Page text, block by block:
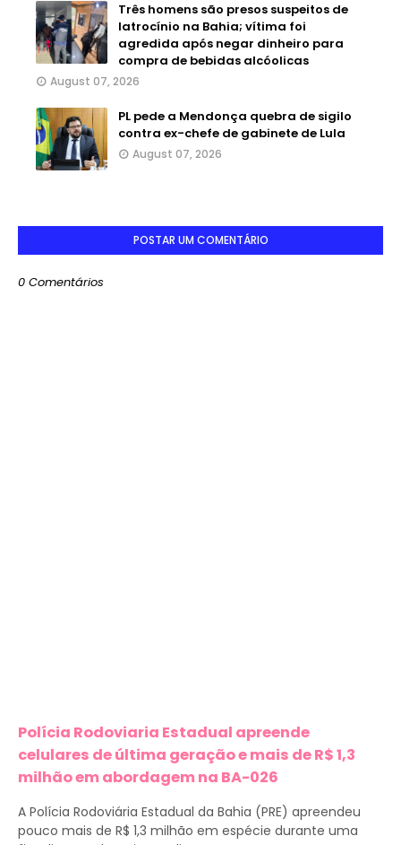
Três homens são presos suspeitos de
latrocínio na Bahia; vítima foi
agredida após negar dinheiro para
compra de bebidas alcóolicas
August 07, 2026
PL pede a Mendonça quebra de sigilo
contra ex-chefe de gabinete de Lula
August 07, 2026
POSTAR UM COMENTÁRIO
0 Comentários
Polícia Rodoviaria Estadual apreende
celulares de última geração e mais de R$ 1,3
milhão em abordagem na BA-026
A Polícia Rodoviária Estadual da Bahia (PRE) apreendeu
pouco mais de R$ 1,3 milhão em espécie durante uma